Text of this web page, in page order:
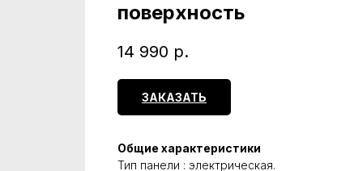
поверхность
14 990 р.
ЗАКАЗАТЬ
Общие характеристики
Тип панели : электрическая.